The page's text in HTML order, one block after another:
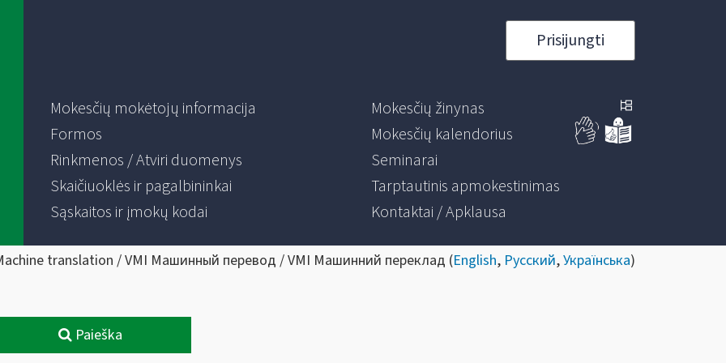
Prisijungti
Mokesčių mokėtojų informacija
Formos
Rinkmenos / Atviri duomenys
Skaičiuoklės ir pagalbininkai
Sąskaitos ir įmokų kodai
Mokesčių žinynas
Mokesčių kalendorius
Seminarai
Tarptautinis apmokestinimas
Kontaktai / Apklausa
translation / VMI Машинный перевод / VMI Машинний переклад (English, Русский,Українська)
Paieška